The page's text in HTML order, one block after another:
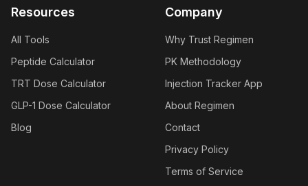
Resources
All Tools
Peptide Calculator
TRT Dose Calculator
GLP-1 Dose Calculator
Blog
Company
Why Trust Regimen
PK Methodology
Injection Tracker App
About Regimen
Contact
Privacy Policy
Terms of Service